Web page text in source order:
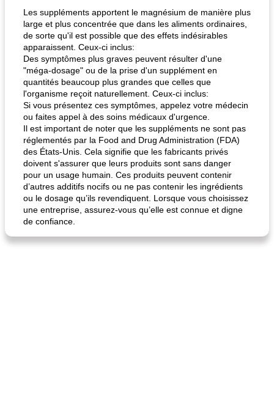
quinoa petit déjeuner méditerranéen
Les suppléments apportent le magnésium de manière plus
large et plus concentrée que dans les aliments ordinaires,
de sorte qu'il est possible que des effets indésirables
apparaissent. Ceux-ci inclus:
Des symptômes plus graves peuvent résulter d'une
"méga-dosage" ou de la prise d'un supplément en
quantités beaucoup plus grandes que celles que
l'organisme reçoit naturellement. Ceux-ci inclus:
Si vous présentez ces symptômes, appelez votre médecin
ou faites appel à des soins médicaux d'urgence.
Il est important de noter que les suppléments ne sont pas
réglementés par la Food and Drug Administration (FDA)
des États-Unis. Cela signifie que les fabricants privés
doivent s'assurer que leurs produits sont sans danger
pour un usage humain. Ces produits peuvent contenir
d’autres additifs nocifs ou ne pas contenir les ingrédients
ou le dosage qu’ils revendiquent. Lorsque vous choisissez
une entreprise, assurez-vous qu’elle est connue et digne
de confiance.